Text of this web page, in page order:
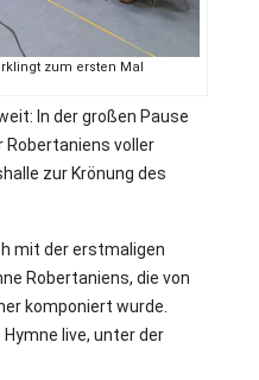
zum ersten Mal
In der großen Pause
Robertaniens voller
zur Krönung des
mit der erstmaligen
Robertaniens, die von
komponiert wurde.
live, unter der